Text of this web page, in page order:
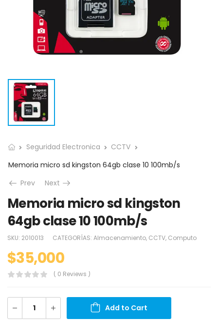
Seguridad Electronica
CCTV
Memoria micro sd kingston 64gb clase 10 100mb/s
Prev
Next
Memoria micro sd kingston
64gb clase 10 100mb/s
SKU: 2010013 CATEGORÍAS: Almacenamiento, CCTV, Computo
$35,000
( 0 Reviews )
Add to Cart